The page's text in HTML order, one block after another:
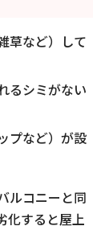
草など）して
るシミがない
プなど）が設
ルコニーと同
化すると屋上